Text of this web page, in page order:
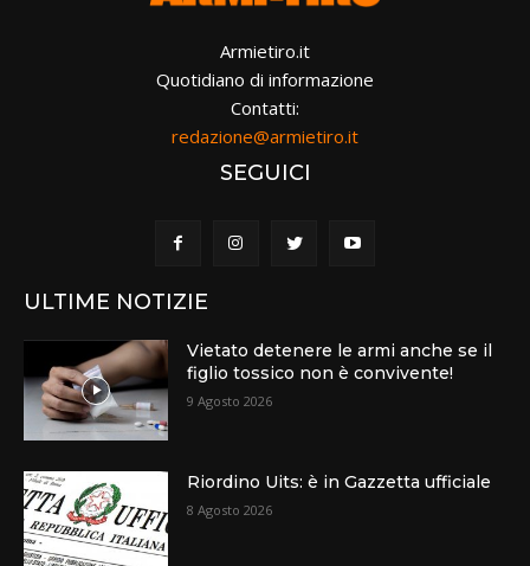
Armietiro.it
Quotidiano di informazione
Contatti:
redazione@armietiro.it
SEGUICI
ULTIME NOTIZIE
Vietato detenere le armi anche se il
figlio tossico non è convivente!
9 Agosto 2026
Riordino Uits: è in Gazzetta ufficiale
8 Agosto 2026